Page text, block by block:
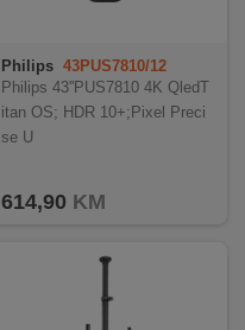
Philips 43PUS7810/12
Philips 43''PUS7810 4K QledT
itan OS; HDR 10+;Pixel Preci
se U
614,90 KM